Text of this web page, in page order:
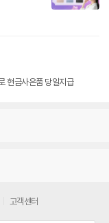
현금사은품 당일지급
고객센터